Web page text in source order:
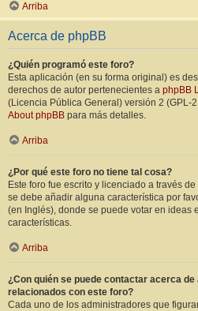
Arriba
Acerca de phpBB
¿Quién programó este foro?
Esta aplicación (en su forma original) es
derechos de autor pertenecientes a phpBB
(Licencia Pública General) versión 2 (GPL-
About phpBB para más detalles.
Arriba
¿Por qué este foro no tiene tal cosa?
Este foro fue escrito y licenciado a través
se debe añadir alguna característica por
(en Inglés), donde se puede votar en ideas
características.
Arriba
¿Con quién se puede contactar acerca
relacionados con este foro?
Cada uno de los administradores que